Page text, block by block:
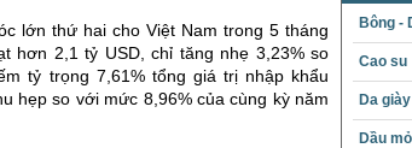
lớn thứ hai cho Việt Nam trong 5 tháng
hơn 2,1 tỷ USD, chỉ tăng nhẹ 3,23% so
tỷ trọng 7,61% tổng giá trị nhập khẩu
hẹp so với mức 8,96% của cùng kỳ năm
Bông -
Cao su
Da giày
Dầu